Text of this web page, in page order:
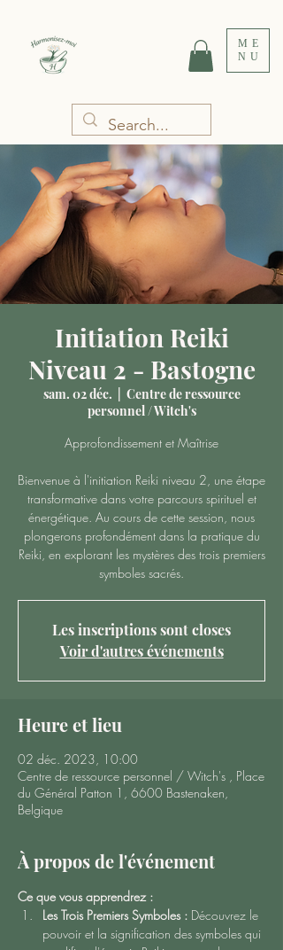
ME
NU
Initiation Reiki
Niveau 2 - Bastogne
sam. 02 déc.
Centre de ressource
personnel / Witch's
Approfondissement et Maîtrise
Bienvenue à l'initiation Reiki niveau 2, une étape
transformative dans votre parcours spirituel et
énergétique. Au cours de cette session, nous
plongerons profondément dans la pratique du
Reiki, en explorant les mystères des trois premiers
symboles sacrés.
Les inscriptions sont closes
Voir d'autres événements
Heure et lieu
02 déc. 2023, 10:00
Centre de ressource personnel / Witch's , Place
du Général Patton 1, 6600 Bastenaken,
Belgique
À propos de l'événement
Ce que vous apprendrez :
Les Trois Premiers Symboles : Découvrez le
pouvoir et la signification des symboles qui